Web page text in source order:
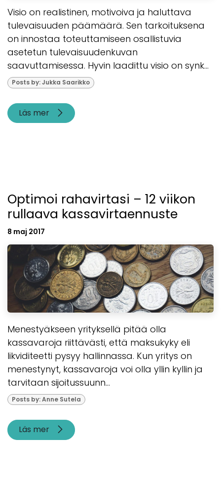
Visio on realistinen, motivoiva ja haluttava
tulevaisuuden päämäärä. Sen tarkoituksena
on innostaa toteuttamiseen osallistuvia
asetetun tulevaisuudenkuvan
saavuttamisessa. Hyvin laadittu visio on synk...
Posts by: Jukka Saarikko
Läs mer
Optimoi rahavirtasi – 12 viikon
rullaava kassavirtaennuste
8 maj 2017
Menestyäkseen yrityksellä pitää olla
kassavaroja riittävästi, että maksukyky eli
likviditeetti pysyy hallinnassa. Kun yritys on
menestynyt, kassavaroja voi olla yllin kyllin ja
tarvitaan sijoitussuunn...
Posts by: Anne Sutela
Läs mer